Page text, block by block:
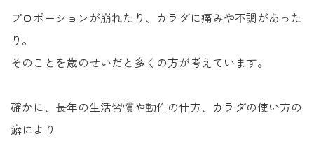
プロポーションが崩れたり、カラダに痛みや不調があった
り。
そのことを歳のせいだと多くの方が考えています。
確かに、長年の生活習慣や動作の仕方、カラダの使い方の
癖により